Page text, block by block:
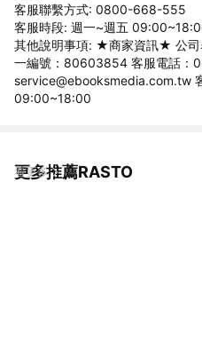
客服聯繫方式: 0800-668-555
客服時段: 週一~週五
其他說明事項: ★商家資訊★ 公司
一編號：80603854 客服電話：
service@ebooksmedia.com.tw
09:00~18:00
更多推薦RASTO
看更多